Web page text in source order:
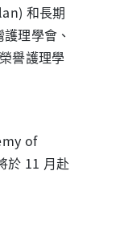
和長期
理學會、
譽護理學
of
於 11 月赴